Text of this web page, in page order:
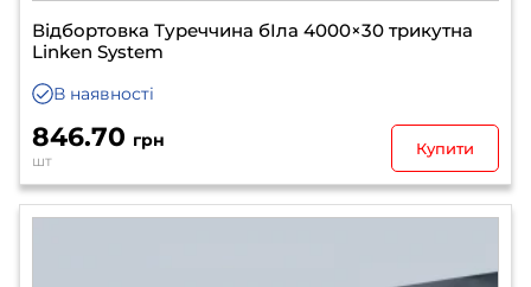
Відбортовка Туреччина бIла 4000×30 трикутна
Linken System
В наявності
846.70 грн
шт
Купити